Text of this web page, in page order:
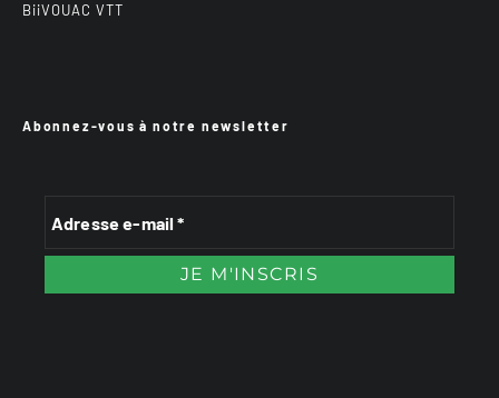
BiiVOUAC VTT
Abonnez-vous à notre newsletter